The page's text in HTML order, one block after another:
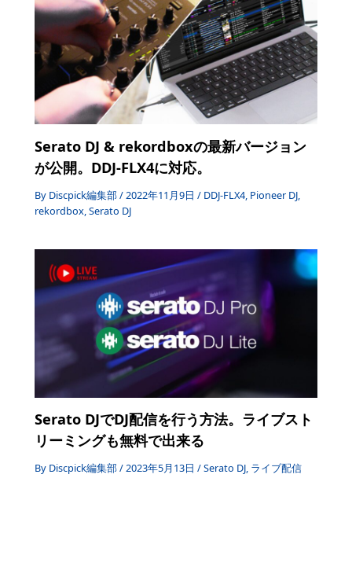
Serato DJ & rekordboxの最新バージョン
が公開。DDJ-FLX4に対応。
By Discpick編集部/2022年11月9日/ DDJ-FLX4, Pioneer DJ,
rekordbox,Serato DJ
Serato DJでDJ配信を行う方法。ライブスト
リーミングも無料で出来る
By Discpick編集部/2023年5月13日/Serato DJ, ライブ配信